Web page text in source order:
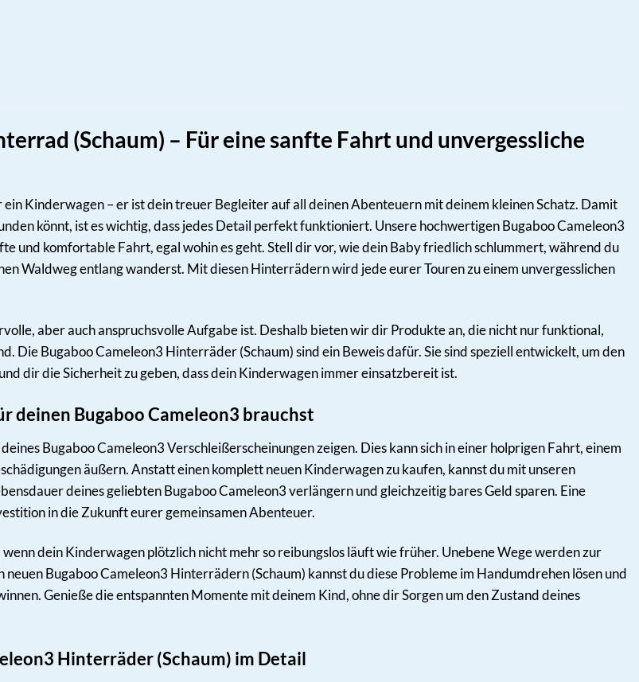
(Schaum) – Für eine sanfte Fahrt und unvergessliche
ein Kinderwagen – er ist dein treuer Begleiter auf all deinen Abenteuern mit deinem kleinen Schatz. Damit
könnt, ist es wichtig, dass jedes Detail perfekt funktioniert. Unsere hochwertigen Bugaboo Cameleon3
und komfortable Fahrt, egal wohin es geht. Stell dir vor, wie dein Baby friedlich schlummert, während du
Waldweg entlang wanderst. Mit diesen Hinterrädern wird jede eurer Touren zu einem unvergesslichen
aber auch anspruchsvolle Aufgabe ist. Deshalb bieten wir dir Produkte an, die nicht nur funktional,
Die Bugaboo Cameleon3 Hinterräder (Schaum) sind ein Beweis dafür. Sie sind speziell entwickelt, um den
dir die Sicherheit zu geben, dass dein Kinderwagen immer einsatzbereit ist.
deinen Bugaboo Cameleon3 brauchst
Bugaboo Cameleon3 Verschleißerscheinungen zeigen. Dies kann sich in einer holprigen Fahrt, einem
äußern. Anstatt einen komplett neuen Kinderwagen zu kaufen, kannst du mit unseren
deines geliebten Bugaboo Cameleon3 verlängern und gleichzeitig bares Geld sparen. Eine
in die Zukunft eurer gemeinsamen Abenteuer.
dein Kinderwagen plötzlich nicht mehr so reibungslos läuft wie früher. Unebene Wege werden zur
Bugaboo Cameleon3 Hinterrädern (Schaum) kannst du diese Probleme im Handumdrehen lösen und
Genieße die entspannten Momente mit deinem Kind, ohne dir Sorgen um den Zustand deines
Hinterräder (Schaum) im Detail